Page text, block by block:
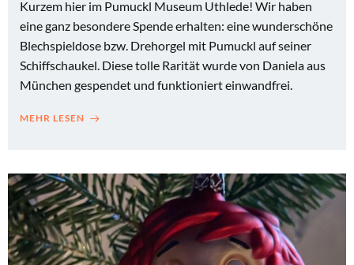
Kurzem hier im Pumuckl Museum Uthlede! Wir haben
eine ganz besondere Spende erhalten: eine wunderschöne
Blechspieldose bzw. Drehorgel mit Pumuckl auf seiner
Schiffschaukel. Diese tolle Rarität wurde von Daniela aus
München gespendet und funktioniert einwandfrei.
MEHR LESEN